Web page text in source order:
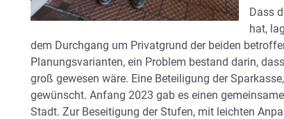
Dass
hat,
dem Durchgang um Privatgrund der beiden
Planungsvarianten, ein Problem bestand darin,
groß gewesen wäre. Eine Beteiligung der
gewünscht. Anfang 2023 gab es einen
Stadt. Zur Beseitigung der Stufen, mit leichten